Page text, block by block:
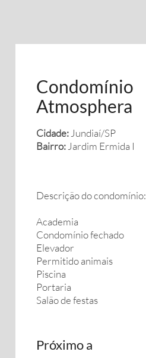
Condomínio
Atmosphera
Cidade: Jundiaí/SP
Bairro: Jardim Ermida I
Descrição do condomínio:
Academia
Condomínio fechado
Elevador
Permitido animais
Piscina
Portaria
Salão de festas
Próximo a